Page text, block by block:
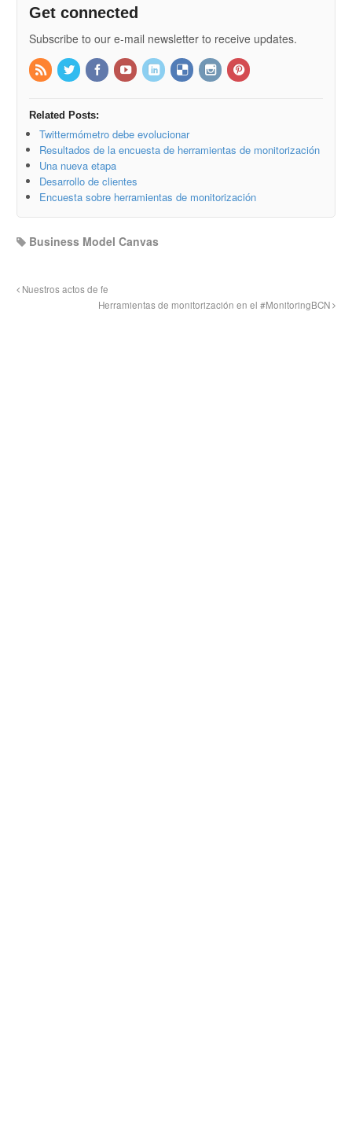
Get connected
Subscribe to our e-mail newsletter to receive updates.
Related Posts:
Twittermómetro debe evolucionar
Resultados de la encuesta de herramientas de monitorización
Una nueva etapa
Desarrollo de clientes
Encuesta sobre herramientas de monitorización
Business Model Canvas
Nuestros actos de fe
Herramientas de monitorización en el #MonitoringBCN